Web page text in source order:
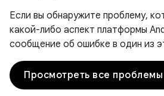
Если вы обнаружите проблему,
какой-либо аспект платформы
сообщение об ошибке в один из